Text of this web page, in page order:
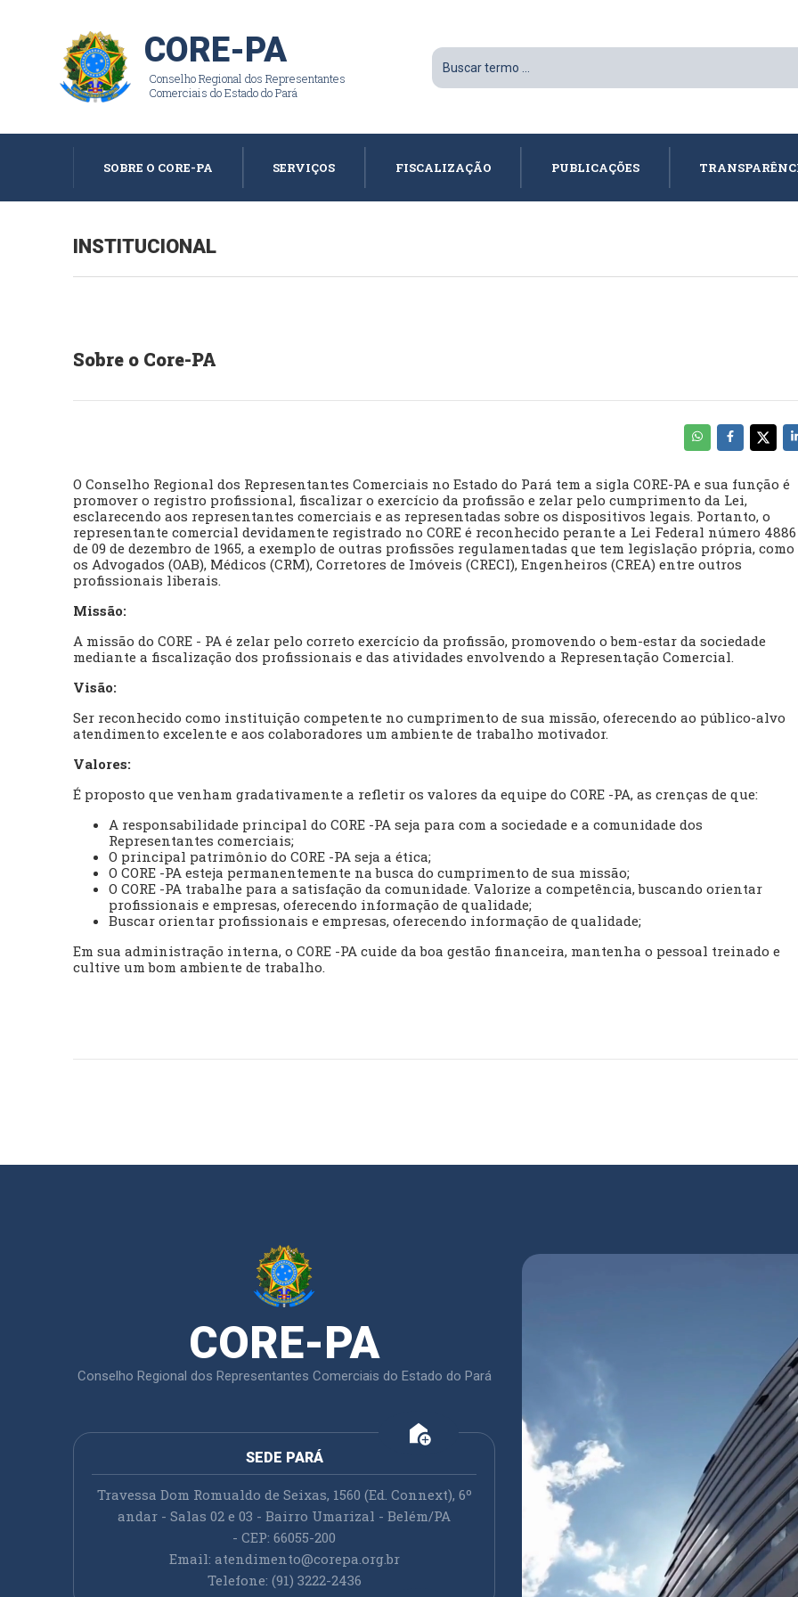
CORE-PA
Conselho Regional dos Representantes
Comerciais do Estado do Pará
SOBRE O CORE-PA SERVIÇOS FISCALIZAÇÃO PUBLICAÇÕES
INSTITUCIONAL
Sobre o Core-PA
O Conselho Regional dos Representantes Comerciais no Estado do Pará tem a sigla CORE-PA e sua função é
promover o registro profissional, fiscalizar o exercício da profissão e zelar pelo cumprimento da Lei,
esclarecendo aos representantes comerciais e as representadas sobre os dispositivos legais. Portanto, o
representante comercial devidamente registrado no CORE é reconhecido perante a Lei Federal número 4886
de 09 de dezembro de 1965, a exemplo de outras profissões regulamentadas que tem legislação própria, como
os Advogados (OAB), Médicos (CRM), Corretores de Imóveis (CRECI), Engenheiros (CREA) entre outros
profissionais liberais.
Missão:
A missão do CORE - PA é zelar pelo correto exercício da profissão, promovendo o bem-estar da sociedade
mediante a fiscalização dos profissionais e das atividades envolvendo a Representação Comercial.
Visão:
Ser reconhecido como instituição competente no cumprimento de sua missão, oferecendo ao público-alvo
atendimento excelente e aos colaboradores um ambiente de trabalho motivador.
Valores:
É proposto que venham gradativamente a refletir os valores da equipe do CORE -PA, as crenças de que:
A responsabilidade principal do CORE -PA seja para com a sociedade e a comunidade dos
Representantes comerciais;
O principal patrimônio do CORE -PA seja a ética;
O CORE -PA esteja permanentemente na busca do cumprimento de sua missão;
O CORE -PA trabalhe para a satisfação da comunidade. Valorize a competência, buscando orientar
profissionais e empresas, oferecendo informação de qualidade;
Buscar orientar profissionais e empresas, oferecendo informação de qualidade;
Em sua administração interna, o CORE -PA cuide da boa gestão financeira, mantenha o pessoal treinado e
cultive um bom ambiente de trabalho.
CORE-PA
Conselho Regional dos Representantes Comerciais do Estado do Pará
add_home
SEDE PARÁ
Travessa Dom Romualdo de Seixas, 1560 (Ed. Connext), 6º
andar - Salas 02 e 03 - Bairro Umarizal - Belém/PA
- CEP: 66055-200
Email: atendimento@corepa.org.br
Telefone: (91) 3222-2436